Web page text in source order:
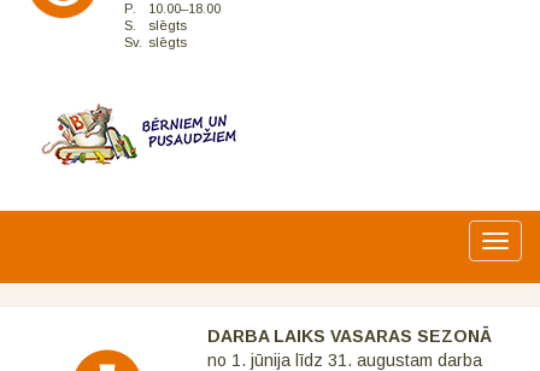
P.
10.00–18.00
S.
slēgts
Sv.
slēgts
DARBA LAIKS VASARAS SEZONĀ
no 1. jūnija līdz 31. augustam darba